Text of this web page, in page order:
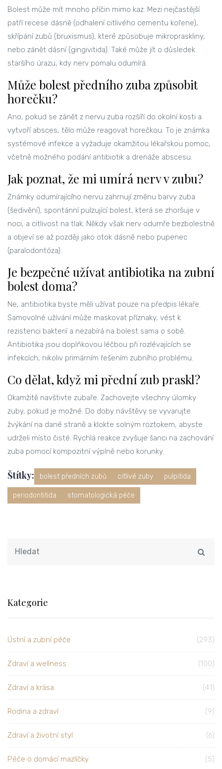
Bolest může mít mnoho příčin mimo kaz. Mezi nejčastější
patří recese dásně (odhalení citlivého cementu kořene),
skřípání zubů (bruxismus), které způsobuje mikropraskliny,
nebo zánět dásní (gingivitida). Také může jít o důsledek
staršího úrazu, kdy nerv pomalu odumírá.
Může bolest předního zuba způsobit
horečku?
Ano, pokud se zánět z nervu zuba rozšíří do okolní kosti a
vytvoří absces, tělo může reagovat horečkou. To je známka
systémové infekce a vyžaduje okamžitou lékařskou pomoc,
včetně možného podání antibiotik a drenáže abscesu.
Jak poznat, že mi umírá nerv v zubu?
Známky odumírajícího nervu zahrnují změnu barvy zuba
(šedivění), spontánní pulzující bolest, která se zhoršuje v
noci, a citlivost na tlak. Někdy však nerv odumře bezbolestně
a objeví se až později jako otok dásně nebo pupenec
(paralodontóza).
Je bezpečné užívat antibiotika na zubní
bolest doma?
Ne, antibiotika byste měli užívat pouze na předpis lékaře.
Samovolné užívání může maskovat příznaky, vést k
rezistenci bakterií a nezabírá na bolest sama o sobě.
Antibiotika jsou doplňkovou léčbou při rozlévajících se
infekcích, nikoliv primárním řešením zubního problému.
Co dělat, když mi přední zub praskl?
Okamžitě navštivte zubaře. Zachovejte všechny úlomky
zuby, pokud je možné. Do doby návštěvy se vyvarujte
žvýkání na dané straně a klokte solným roztokem, abyste
udrželi místo čisté. Rychlá reakce zvyšuje šanci na zachování
zuba pomocí kompozitní výplně nebo korunky.
Štítky: bolest předních zubů citlivé zuby pulpitida
periodontitida stomatologická péče
Kategorie
Ústní a zubní péče (293)
Zdraví a wellness (100)
Zdraví a krása (41)
Rodina a zdraví (9)
Zdraví a životní styl (6)
Péče o domácí mazlíčky (5)